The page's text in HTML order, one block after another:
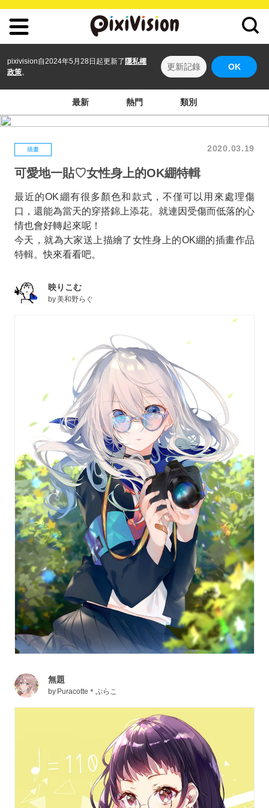
pixivision自2024年5月28日起更新了 隱私權
政策。
更新記錄 OK
最新 熱門 類別
插畫 2020.03.19
可愛地一貼♡女性身上的OK綳特輯
最近的OK綳有很多顏色和款式，不僅可以用來處理傷
口，還能為當天的穿搭錦上添花。就連因受傷而低落的心
情也會好轉起來呢！
今天，就為大家送上描繪了女性身上的OK綳的插畫作品
特輯。快來看看吧。
映りこむ
by美和野らぐ
無題
by Puracotte＊ぷらこ